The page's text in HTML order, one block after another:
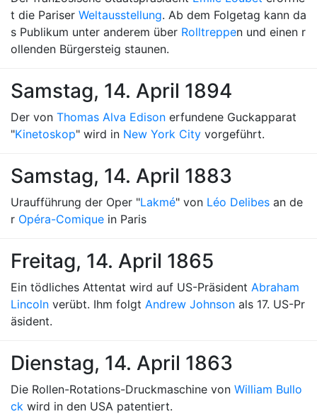
t die Pariser Weltausstellung. Ab dem Folgetag kann da
s Publikum unter anderem über Rolltreppen und einen r
ollenden Bürgersteig staunen.
Samstag, 14. April 1894
Der von Thomas Alva Edison erfundene Guckapparat
"Kinetoskop" wird in New York City vorgeführt.
Samstag, 14. April 1883
Uraufführung der Oper "Lakmé" von Léo Delibes an de
r Opéra-Comique in Paris
Freitag, 14. April 1865
Ein tödliches Attentat wird auf US-Präsident Abraham
Lincoln verübt. Ihm folgt Andrew Johnson als 17. US-Pr
äsident.
Dienstag, 14. April 1863
Die Rollen-Rotations-Druckmaschine von William Bullo
ck wird in den USA patentiert.